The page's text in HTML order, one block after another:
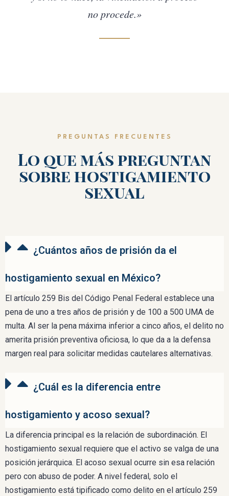
no procede.»
PREGUNTAS FRECUENTES
Lo que más preguntan
sobre hostigamiento
sexual
¿Cuántos años de prisión da el
hostigamiento sexual en México?
El artículo 259 Bis del Código Penal Federal establece una
pena de uno a tres años de prisión y de 100 a 500 UMA de
multa. Al ser la pena máxima inferior a cinco años, el delito no
amerita prisión preventiva oficiosa, lo que da a la defensa
margen real para solicitar medidas cautelares alternativas.
¿Cuál es la diferencia entre
hostigamiento y acoso sexual?
La diferencia principal es la relación de subordinación. El
hostigamiento sexual requiere que el activo se valga de una
posición jerárquica. El acoso sexual ocurre sin esa relación
pero con abuso de poder. A nivel federal, solo el
hostigamiento está tipificado como delito en el artículo 259